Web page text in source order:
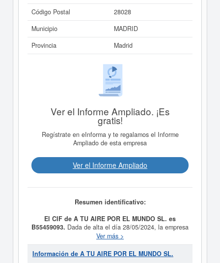
Código Postal
28028
Municipio
MADRID
Provincia
Madrid
Ver el Informe Ampliado. ¡Es
gratis!
Regístrate en eInforma y te regalamos el Informe
Ampliado de esta empresa
Ver el Informe Ampliado
Resumen identificativo:
El CIF de A TU AIRE POR EL MUNDO SL. es
B55459093. Dada de alta el día 28/05/2024, la empresa
A TU AIRE POR EL MUNDO SL.
Otras actividades de apoyo a las empresas. Su CNAE
es 8299 - Otras actividades de apoyo a las empresas
Ver más >
Información de A TU AIRE POR EL MUNDO SL.